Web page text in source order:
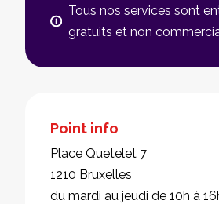
Tous nos services sont
gratuits et non
Point info
Place Quetelet 7
1210 Bruxelles
du mardi au jeudi de 10h à